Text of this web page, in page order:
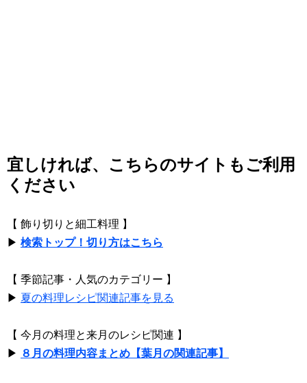
宜しければ、こちらのサイトもご利用
ください
【 飾り切りと細工料理 】
▶ 検索トップ！切り方はこちら
【 季節記事・人気のカテゴリー 】
▶ 夏の料理レシピ関連記事を見る
【 今月の料理と来月のレシピ関連 】
▶ ８月の料理内容まとめ【葉月の関連記事】